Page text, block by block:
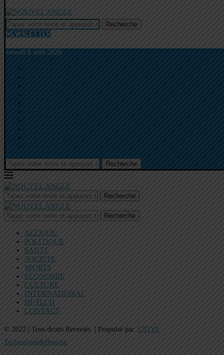
Recherche
NEWSLETTER
samedi 8 août 2026
Recherche
Recherche
Recherche
ACCUEIL
POLITIQUE
SANTE
SOCIETE
SPORTS
ECONOMIE
CULTURE
INTERNATIONAL
HI-TECH
CONTACT
© 2022 | Tous droits Reversés. | Propulsé par OTIYA
Technologie&Hosting